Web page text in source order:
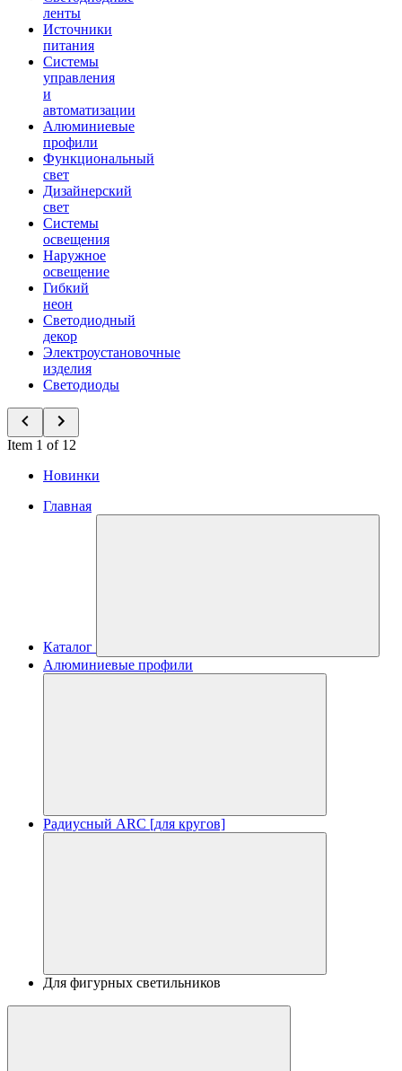
ленты
Источники
питания
Системы
управления
и
автоматизации
Алюминиевые
профили
Функциональный
свет
Дизайнерский
свет
Системы
освещения
Наружное
освещение
Гибкий
неон
Светодиодный
декор
Электроустановочные
изделия
Светодиоды
Item 1 of 12
Новинки
Главная
Каталог
Алюминиевые профили
Радиусный ARC [для кругов]
Для фигурных светильников